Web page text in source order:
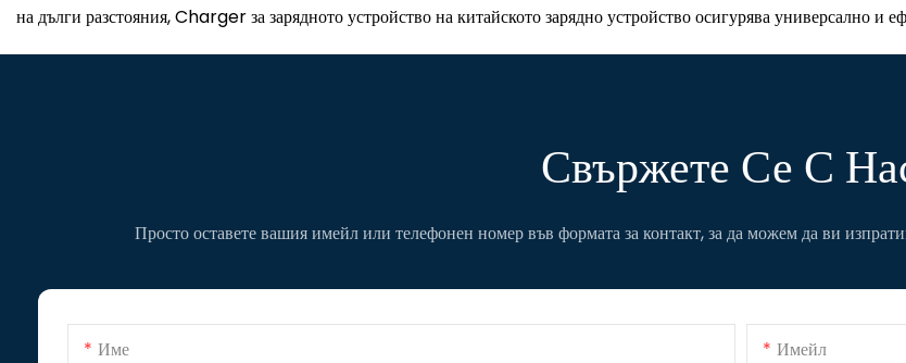
на дълги разстояния, Charger за зарядното устройство на китайското зарядно устройство осигурява универсално и
Свържете Се С
Просто оставете вашия имейл или телефонен номер във формата за контакт, за да можем да ви
Име Имейл